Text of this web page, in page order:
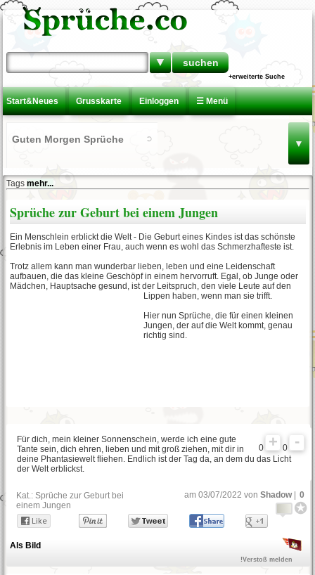
▼
+erweiterte Suche
Start&Neues Grusskarte Einloggen ☰ Menü
▼
Guten Morgen Sprüche
Lateinische Sprüche
Aufmunternde Sprüche
Sprüche über die
Blöde Sprüche
Sehnsucht Sprüche
Nette Sprüche
Tagsmehr...
Sprüche zur Geburt bei einem Jungen
Ein Menschlein erblickt die Welt - Die Geburt eines Kindes ist das schönste
Erlebnis im Leben einer Frau, auch wenn es wohl das Schmerzhafteste ist.
Trotz allem kann man wunderbar lieben, leben und eine Leidenschaft
aufbauen, die das kleine Geschöpf in einem hervorruft. Egal, ob Junge oder
Mädchen, Hauptsache gesund, ist der Leitspruch, den viele Leute auf den
Lippen haben, wenn man sie trifft.
Hier nun Sprüche, die für einen kleinen
Jungen, der auf die Welt kommt, genau
richtig sind.
0 0
Für dich, mein kleiner Sonnenschein, werde ich eine gute
Tante sein, dich ehren, lieben und mit groß ziehen, mit dir in
deine Phantasiewelt fliehen. Endlich ist der Tag da, an dem du das Licht
der Welt erblickst.
Kat.:Sprüche zur Geburt bei
einem Jungen
am 03/07/2022 vonShadow| 0
Als Bild
!Verstoß melden